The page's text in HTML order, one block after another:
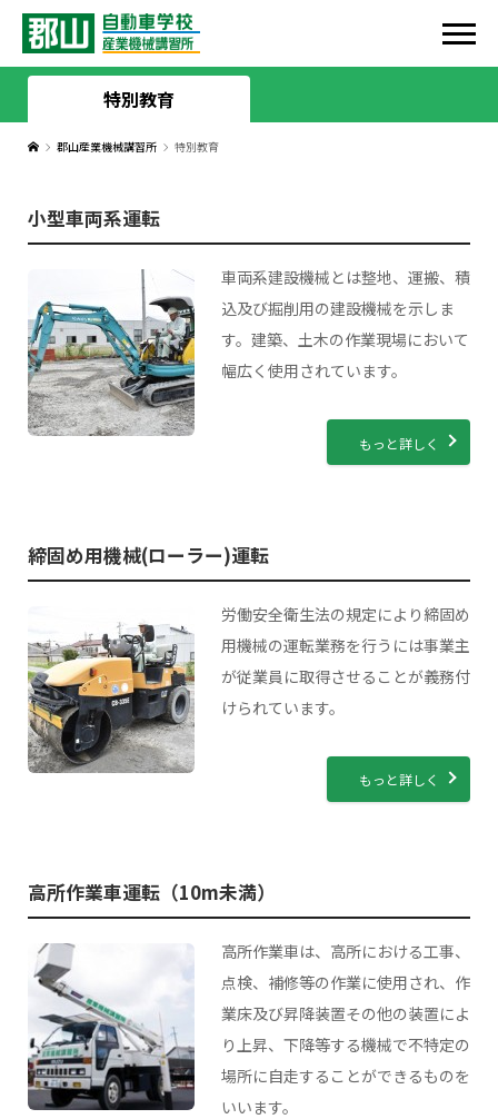
HOME
お知らせ
学校案内
施設紹介
代表者挨拶
郡山自動車学校感謝祭
入校案内
免許取得の流れ
入校手続き
卒業生の声
よくある質問
資料請求
取得可能なライセンス
普通自動車
中型自動車
大型特殊自動車
普通自動二輪車免許
大型自動二輪車免許
スタッフ紹介
スタッフ紹介
フェイスブック
郡山産業機械講習所
小型移動式クレーン
高所作業車
フォークリフト
玉掛け
車両系建設機械（解体用）運転
不整地運搬車運転
特別教育一覧
小型車両系運転
締固め用機械(ローラー)運転
高所作業車運転（10m未満）
伐木等の業務（補講イ）２．５時間講習
研削といし（自由）
石綿使用建築物等解体業務
テールゲートリフター
安全衛生教育一覧
職長・安全衛生責任者（建設）教育
刈払機(草刈機)取扱作業者
振動工具取扱作業者
はい作業従事者教育
職長・安全衛生責任者能力向上教育
受講手続きの流れ
教育訓練給付金制度
スタッフ紹介
資料請求
特別教育
郡山産業機械講習所 特別教育
小型車両系運転
車両系建設機械とは整地、運搬、積
込及び掘削用の建設機械を示しま
す。建築、土木の作業現場において
幅広く使用されています。
もっと詳しく
締固め用機械(ローラー)運転
労働安全衛生法の規定により締固め
用機械の運転業務を行うには事業主
が従業員に取得させることが義務付
けられています。
もっと詳しく
高所作業車運転（10m未満）
高所作業車は、高所における工事、
点検、補修等の作業に使用され、作
業床及び昇降装置その他の装置によ
り上昇、下降等する機械で不特定の
場所に自走することができるものを
いいます。